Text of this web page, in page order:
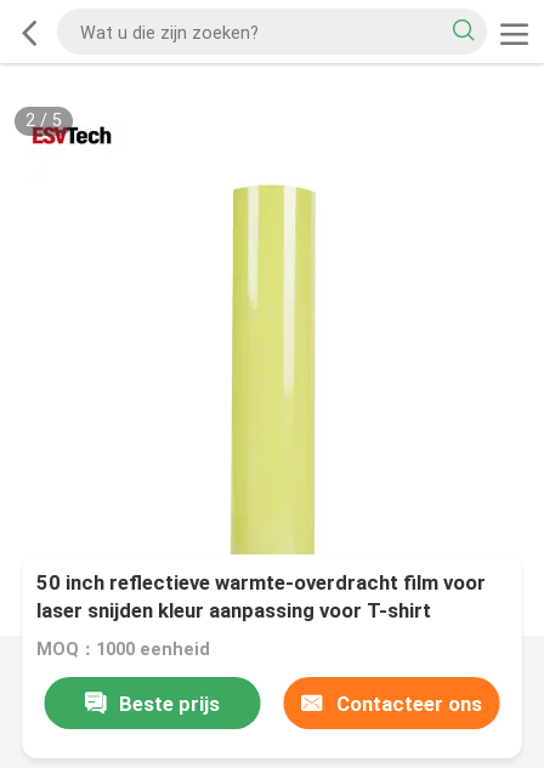
2/ 5
50 inch reflectieve warmte-overdracht film voor
laser snijden kleur aanpassing voor T-shirt
MOQ：1000 eenheid
Beste prijs Contacteer ons